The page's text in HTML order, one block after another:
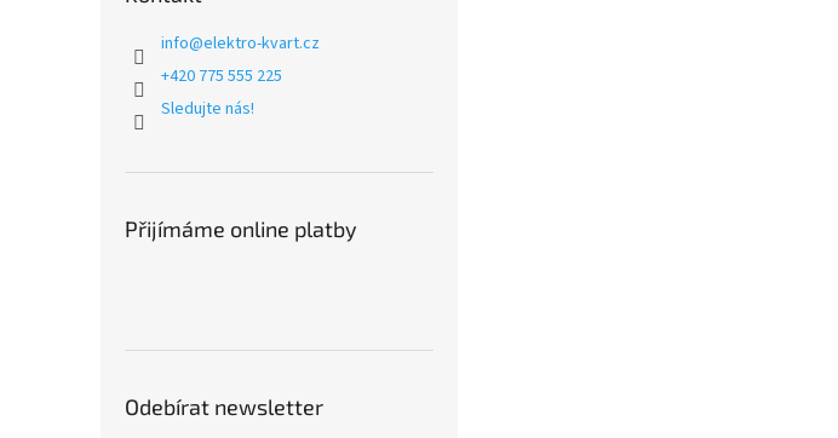
info@elektro-kvart.cz
+420 775 555 225
Sledujte nás!
Přijímáme online platby
Odebírat newsletter